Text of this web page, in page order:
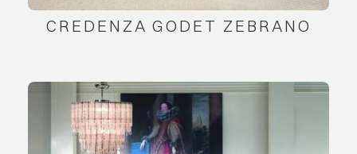
CREDENZA GODET ZEBRANO